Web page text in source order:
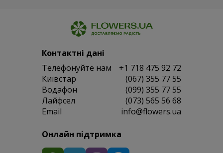
Контактні дані
Телефонуйте нам
+1 718 475 92 72
Київстар
(067) 355 77 55
Водафон
(099) 355 77 55
Лайфсел
(073) 565 56 68
Email
info@flowers.ua
Онлайн підтримка